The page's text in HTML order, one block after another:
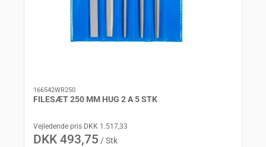
166542WR250
FILESÆT 250 MM HUG 2 A 5 STK
Vejledende pris DKK 1.517,33
DKK 493,75 / Stk